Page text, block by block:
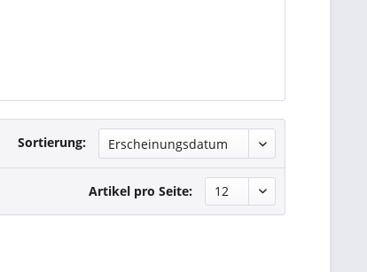
Sortierung:
Artikel pro Seite: